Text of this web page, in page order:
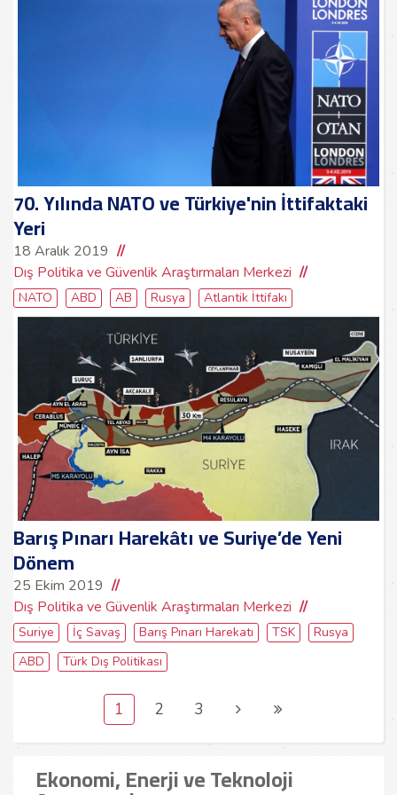
70. Yılında NATO ve Türkiye'nin İttifaktaki
Yeri
18 Aralık 2019
Dış Politika ve Güvenlik Araştırmaları Merkezi
NATO ABD AB Rusya Atlantik İttifakı
Barış Pınarı Harekâtı ve Suriye’de Yeni
Dönem
25 Ekim 2019
Dış Politika ve Güvenlik Araştırmaları Merkezi
Suriye İç Savaş Barış Pınarı Harekatı TSK
Rusya
ABD
Türk Dış Politikası
1 2 3
Ekonomi, Enerji ve Teknoloji